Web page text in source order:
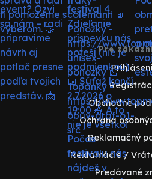
Pre
Obchodné
Ochrana
Reklamačný
Reklamácie /
Predávané